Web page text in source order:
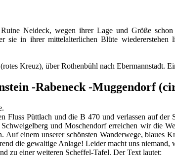
Neideck, wegen ihrer Lage und Größe
sie in ihrer mittelalterlichen Blüte
Kreuz), über Rothenbühl nach Ebermannstadt.
-Rabeneck -Muggendorf
Fluss Püttlach und die B 470 und verlassen auf
und Moschendorf erreichen wir die
Auf einem unserer schönsten Wanderwege,
die gewaltige Anlage! Leider macht uns
zu einer weiteren Scheffel-Tafel. Der Text lautet: